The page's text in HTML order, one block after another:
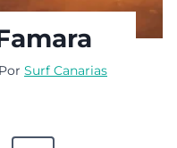
Por Surf Canarias